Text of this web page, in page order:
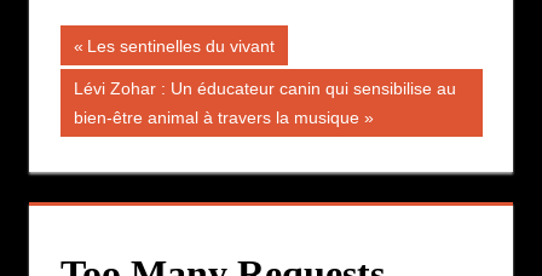
Navigation
de
l’article
Publication
précédente :
Les sentinelles du vivant
Publication
suivante :
Lévi Zohar : Un éducateur canin qui sensibilise au
bien-être animal à travers la musique